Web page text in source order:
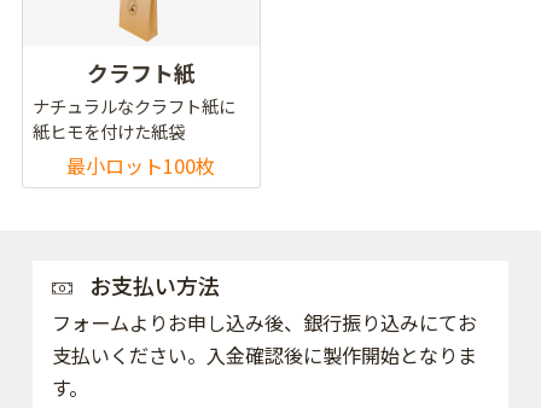
クラフト紙
ナチュラルなクラフト紙に
紙ヒモを付けた紙袋
最小ロット100枚
お支払い方法
フォームよりお申し込み後、銀行振り込みにてお
支払いください。入金確認後に製作開始となりま
す。